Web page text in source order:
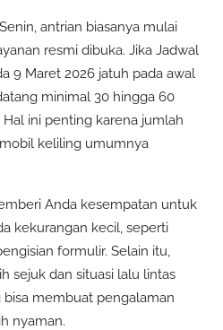
antrian biasanya mulai
resmi dibuka. Jika Jadwal
9 Maret 2026 jatuh pada awal
minimal 30 hingga 60
ini penting karena jumlah
keliling umumnya
Anda kesempatan untuk
kekurangan kecil, seperti
formulir. Selain itu,
sejuk dan situasi lalu lintas
membuat pengalaman
nyaman.